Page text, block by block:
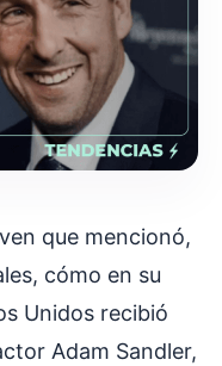
que mencionó,
cómo en su
Unidos recibió
Adam Sandler,